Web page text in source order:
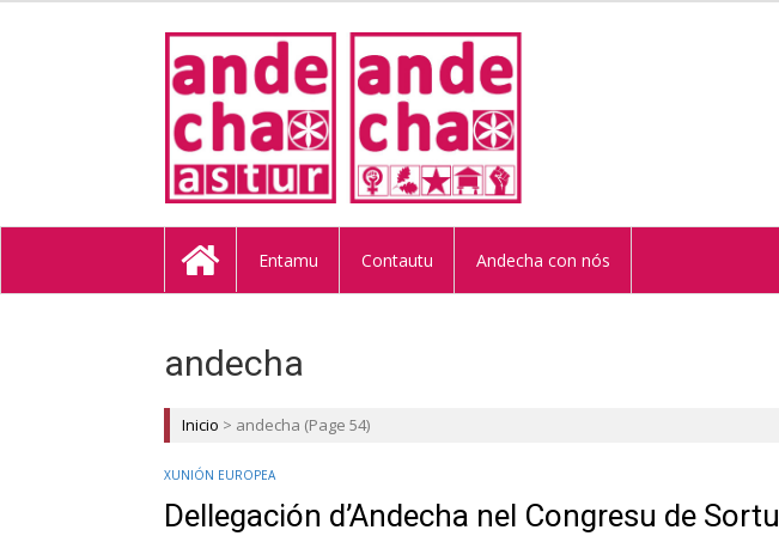
ANDECHA ASTUR
Entamu Contautu Andecha con nós
andecha
Inicio > andecha (Page 54)
XUNIÓN EUROPEA
Dellegación d’Andecha nel Congresu de Sortu